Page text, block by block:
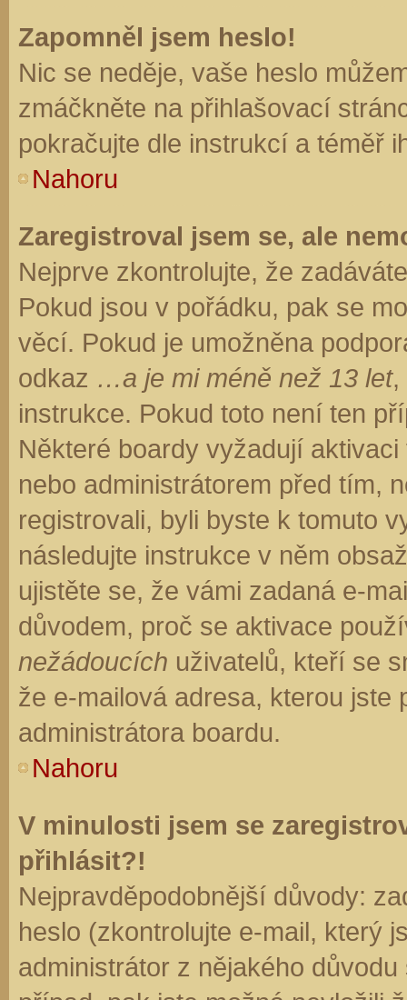
Zapomněl jsem heslo!
Nic se neděje, vaše heslo
zmáčkněte na přihlašovací
pokračujte dle instrukcí a téměř
Nahoru
Zaregistroval jsem se, ale
Nejprve zkontrolujte, že
Pokud jsou v pořádku, pak se
věcí. Pokud je umožněna
odkaz …a je mi méně než 13 let,
instrukce. Pokud toto není ten
Některé boardy vyžadují
nebo administrátorem před tím,
registrovali, byli byste k tomuto
následujte instrukce v něm
ujistěte se, že vámi zadaná e-
důvodem, proč se aktivace
nežádoucích uživatelů, kteří se
že e-mailová adresa, kterou jste
administrátora boardu.
Nahoru
V minulosti jsem se
přihlásit?!
Nejpravděpodobnější důvody:
heslo (zkontrolujte e-mail, který
administrátor z nějakého